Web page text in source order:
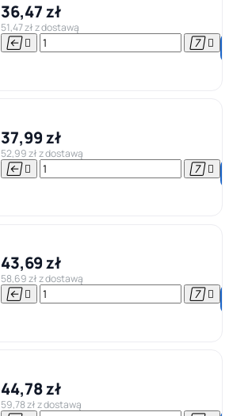
36,47 zł
51,47 zł z dostawą
   
37,99 zł
52,99 zł z dostawą
   
43,69 zł
58,69 zł z dostawą
   
44,78 zł
59,78 zł z dostawą